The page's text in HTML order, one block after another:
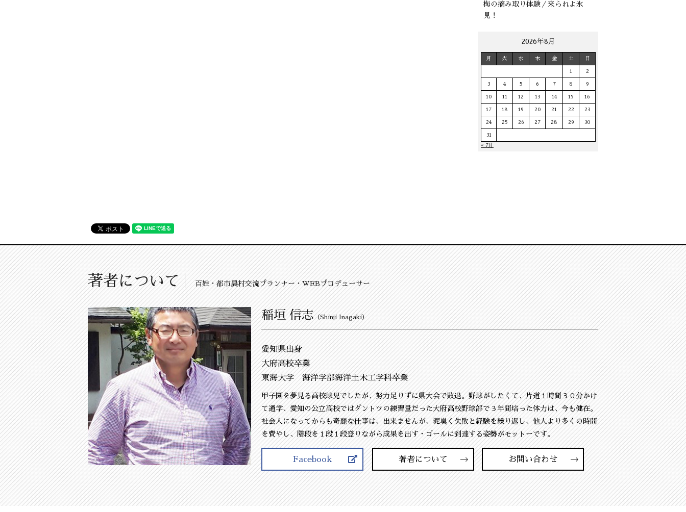
梅の摘み取り体験／来られよ氷
見！
2026年8月
月 火 水 木 金 土 日
1 2
3 4 5 6 7 8 9
10 11 12 13 14 15 16
17 18 19 20 21 22 23
24 25 26 27 28 29 30
31
« 7月
著者について 百姓・都市農村交流プランナー・WEBプロデューサー
稲垣 信志（Shinji Inagaki）
愛知県出身
大府高校卒業
東海大学 海洋学部海洋土木工学科卒業
甲子園を夢見る高校球児でしたが、努力足りずに県大会で敗退。野球がしたくて、片道１時間３０分かけ
て通学、愛知の公立高校ではダントツの練習量だった大府高校野球部で３年間培った体力は、今も健在。
社会人になってからも奇麗な仕事は、出来ませんが、泥臭く失敗と経験を繰り返し、他人より多くの時間
を費やし、階段を１段１段登りながら成果を出す・ゴールに到達する姿勢がモットーです。
Facebook 著者について お問い合わせ